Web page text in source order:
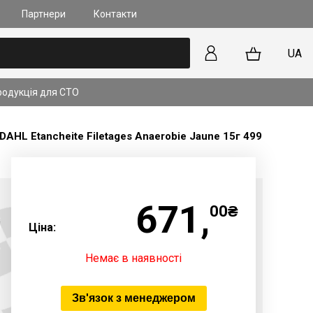
Партнери Контакти
прямим впорскуванням
UA
для СТО
Etancheite Filetages Anaerobie Jaune 15г 49915
Ціна: 671,00₴
Немає в наявності
Зв'язок з менеджером